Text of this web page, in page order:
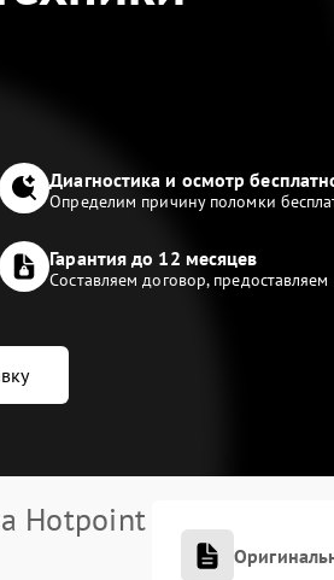
Диагностика и осмотр
Определим причину поломки
Гарантия до 12 месяцев
Составляем договор,
Hotpoint